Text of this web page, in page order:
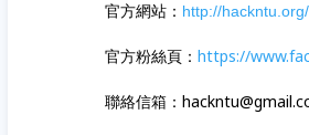
官方網站： http://hackntu.org/
官方粉絲頁： https://
聯絡信箱：